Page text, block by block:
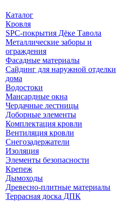
Каталог
Кровля
SPC-покрытия Дёке Тавола
Металлические заборы и
ограждения
Фасадные материалы
Сайдинг для наружной отделки
дома
Водостоки
Мансардные окна
Чердачные лестницы
Доборные элементы
Комплектация кровли
Вентиляция кровли
Снегозадержатели
Изоляция
Элементы безопасности
Крепеж
Дымоходы
Древесно-плитные материалы
Террасная доска ДПК